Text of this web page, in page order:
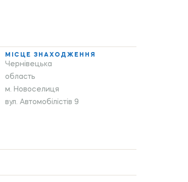
МІСЦЕ ЗНАХОДЖЕННЯ
Чернівецька
область
м. Новоселиця
вул. Автомобілістів 9